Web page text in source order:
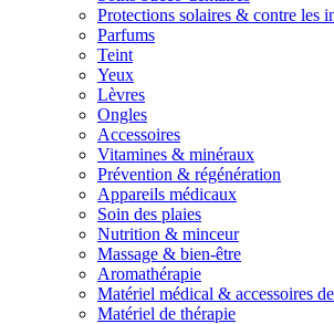
Protections solaires & contre les
Parfums
Teint
Yeux
Lèvres
Ongles
Accessoires
Vitamines & minéraux
Prévention & régénération
Appareils médicaux
Soin des plaies
Nutrition & minceur
Massage & bien-être
Aromathérapie
Matériel médical & accessoires
Matériel de thérapie